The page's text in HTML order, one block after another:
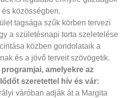
közösségben.
tagsága szűk körben tervezi
a születésnapi torta szeletelése
közben gondolataik a
és a jövő terveit szövögetik.
amelyekre az
szeretettel hív és vár:
váróban adják át a Margita